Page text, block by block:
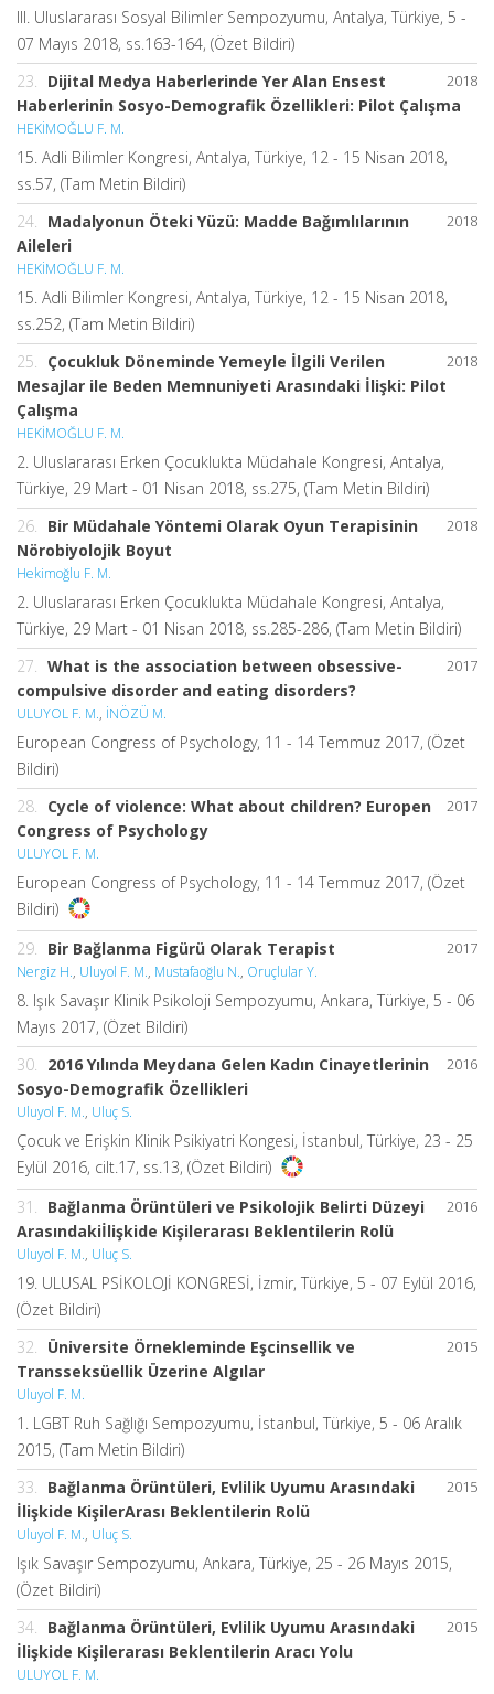
III. Uluslararası Sosyal Bilimler Sempozyumu, Antalya, Türkiye, 5 -
07 Mayıs 2018, ss.163-164, (Özet Bildiri)
2018
23. Dijital Medya Haberlerinde Yer Alan Ensest
Haberlerinin Sosyo-Demografik Özellikleri: Pilot Çalışma
HEKİMOĞLU F. M.
15. Adli Bilimler Kongresi, Antalya, Türkiye, 12 - 15 Nisan 2018,
ss.57, (Tam Metin Bildiri)
2018
24. Madalyonun Öteki Yüzü: Madde Bağımlılarının
Aileleri
HEKİMOĞLU F. M.
15. Adli Bilimler Kongresi, Antalya, Türkiye, 12 - 15 Nisan 2018,
ss.252, (Tam Metin Bildiri)
2018
25. Çocukluk Döneminde Yemeyle İlgili Verilen
Mesajlar ile Beden Memnuniyeti Arasındaki İlişki: Pilot
Çalışma
HEKİMOĞLU F. M.
2. Uluslararası Erken Çocuklukta Müdahale Kongresi, Antalya,
Türkiye, 29 Mart - 01 Nisan 2018, ss.275, (Tam Metin Bildiri)
2018
26. Bir Müdahale Yöntemi Olarak Oyun Terapisinin
Nörobiyolojik Boyut
Hekimoğlu F. M.
2. Uluslararası Erken Çocuklukta Müdahale Kongresi, Antalya,
Türkiye, 29 Mart - 01 Nisan 2018, ss.285-286, (Tam Metin Bildiri)
2017
27. What is the association between obsessive-
compulsive disorder and eating disorders?
ULUYOL F. M., İNÖZÜ M.
European Congress of Psychology, 11 - 14 Temmuz 2017, (Özet
Bildiri)
2017
28. Cycle of violence: What about children? Europen
Congress of Psychology
ULUYOL F. M.
European Congress of Psychology, 11 - 14 Temmuz 2017, (Özet
Bildiri)
2017
29. Bir Bağlanma Figürü Olarak Terapist
Nergiz H., Uluyol F. M., Mustafaoğlu N., Oruçlular Y.
8. Işık Savaşır Klinik Psikoloji Sempozyumu, Ankara, Türkiye, 5 - 06
Mayıs 2017, (Özet Bildiri)
2016
30. 2016 Yılında Meydana Gelen Kadın Cinayetlerinin
Sosyo-Demografik Özellikleri
Uluyol F. M., Uluç S.
Çocuk ve Erişkin Klinik Psikiyatri Kongesi, İstanbul, Türkiye, 23 - 25
Eylül 2016, cilt.17, ss.13, (Özet Bildiri)
2016
31.
Bağlanma Örüntüleri ve Psikolojik Belirti Düzeyi
Arasındakiİlişkide Kişilerarası Beklentilerin Rolü
Uluyol F. M., Uluç S.
19. ULUSAL PSİKOLOJİ KONGRESİ, İzmir, Türkiye, 5 - 07 Eylül 2016,
(Özet Bildiri)
2015
32.
Üniversite Örnekleminde Eşcinsellik ve
Transseksüellik Üzerine Algılar
Uluyol F. M.
1. LGBT Ruh Sağlığı Sempozyumu, İstanbul, Türkiye, 5 - 06 Aralık
2015, (Tam Metin Bildiri)
2015
33.
Bağlanma Örüntüleri, Evlilik Uyumu Arasındaki
İlişkide KişilerArası Beklentilerin Rolü
Uluyol F. M., Uluç S.
Işık Savaşır Sempozyumu, Ankara, Türkiye, 25 - 26 Mayıs 2015,
(Özet Bildiri)
2015
34.
Bağlanma Örüntüleri, Evlilik Uyumu Arasındaki
İlişkide Kişilerarası Beklentilerin Aracı Yolu
ULUYOL F. M.